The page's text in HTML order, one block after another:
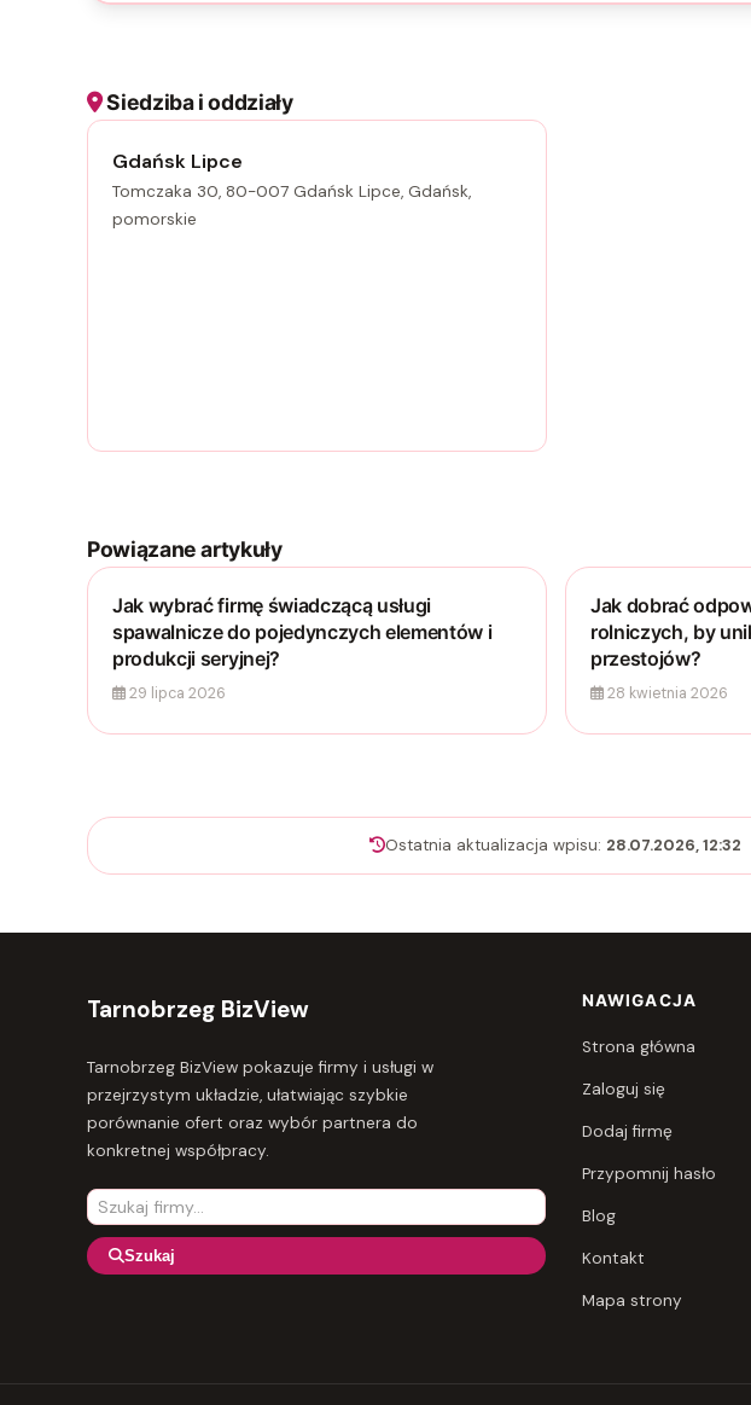
Siedziba i oddziały
Gdańsk Lipce
Tomczaka 30, 80-007 Gdańsk Lipce, Gdańsk,
pomorskie
Powiązane artykuły
Jak wybrać firmę świadczącą usługi
spawalnicze do pojedynczych elementów i
produkcji seryjnej?
29 lipca 2026
Jak dobrać
rolniczych, by
przestojów?
28 kwietnia 2026
Ostatnia aktualizacja wpisu: 28.07.2026, 12:32
Tarnobrzeg BizView
Tarnobrzeg BizView pokazuje firmy i usługi w
przejrzystym układzie, ułatwiając szybkie
porównanie ofert oraz wybór partnera do
konkretnej współpracy.
Szukaj
NAWIGACJA
Strona główna
Zaloguj się
Dodaj firmę
Przypomnij hasło
Blog
Kontakt
Mapa strony